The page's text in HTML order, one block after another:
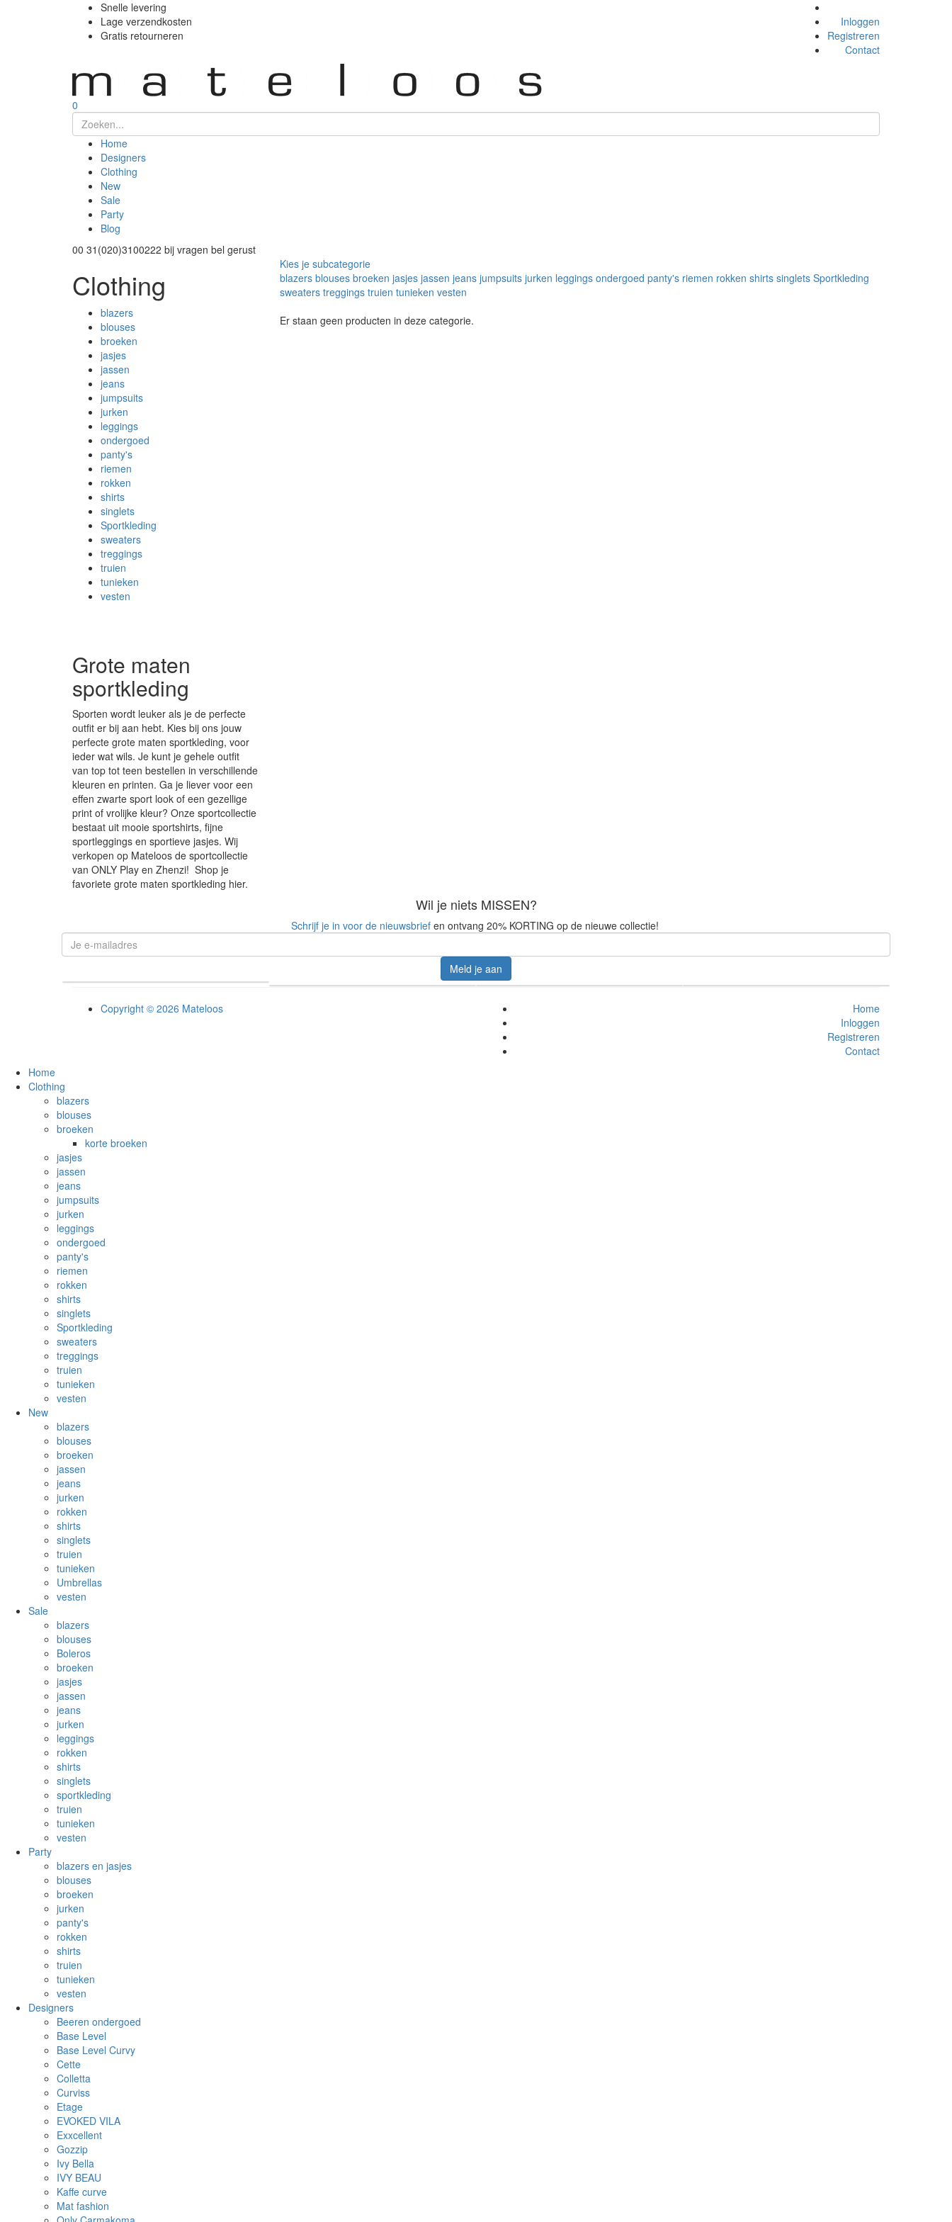
Snelle levering
Lage verzendkosten
Gratis retourneren
Inloggen
Registreren
Contact
0
Home
Designers
Clothing
New
Sale
Party
Blog
00 31(020)3100222 bij vragen bel gerust
Clothing
blazers
blouses
broeken
jasjes
jassen
jeans
jumpsuits
jurken
leggings
ondergoed
panty's
riemen
rokken
shirts
singlets
Sportkleding
sweaters
treggings
truien
tunieken
vesten
Grote maten
sportkleding
Sporten wordt leuker als je de perfecte
outfit er bij aan hebt. Kies bij ons jouw
perfecte grote maten sportkleding, voor
ieder wat wils. Je kunt je gehele outfit
van top tot teen bestellen in verschillende
kleuren en printen. Ga je liever voor een
effen zwarte sport look of een gezellige
print of vrolijke kleur? Onze sportcollectie
bestaat uit mooie sportshirts, fijne
sportleggings en sportieve jasjes. Wij
verkopen op Mateloos de sportcollectie
van ONLY Play en Zhenzi! Shop je
favoriete grote maten sportkleding hier.
Kies je subcategorie
blazers blouses broeken jasjes jassen jeans jumpsuits jurken leggings ondergoed panty's riemen rokken shirts singlets Sportkleding
sweaters treggings truien tunieken vesten
Er staan geen producten in deze categorie.
Wil je niets MISSEN?
Schrijf je in voor de nieuwsbriefen ontvang 20% KORTING op de nieuwe collectie!
Meld je aan
Copyright © 2026 Mateloos
Home
Inloggen
Registreren
Contact
Home
Clothing
blazers
blouses
broeken
korte broeken
jasjes
jassen
jeans
jumpsuits
jurken
leggings
ondergoed
panty's
riemen
rokken
shirts
singlets
Sportkleding
sweaters
treggings
truien
tunieken
vesten
New
blazers
blouses
broeken
jassen
jeans
jurken
rokken
shirts
singlets
truien
tunieken
Umbrellas
vesten
Sale
blazers
blouses
Boleros
broeken
jasjes
jassen
jeans
jurken
leggings
rokken
shirts
singlets
sportkleding
truien
tunieken
vesten
Party
blazers en jasjes
blouses
broeken
jurken
panty's
rokken
shirts
truien
tunieken
vesten
Designers
Beeren ondergoed
Base Level
Base Level Curvy
Cette
Colletta
Curviss
Etage
EVOKED VILA
Exxcellent
Gozzip
Ivy Bella
IVY BEAU
Kaffe curve
Mat fashion